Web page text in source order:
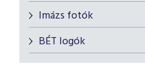
Imázs fotók
BÉT logók